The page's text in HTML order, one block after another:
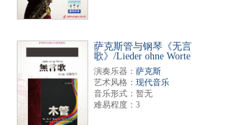
萨克斯管与钢琴《无言
歌》/Lieder ohne Worte
演奏乐器： 萨克斯
艺术风格： 现代音乐
音乐形式：暂无
难易程度：3